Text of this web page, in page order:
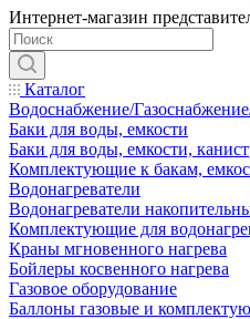
Интернет-магазин
Каталог
Водоснабжение/
Баки для воды, емкости
Баки для воды, емкости,
Комплектующие к бакам,
Водонагреватели
Водонагреватели
Комплектующие для
Краны мгновенного нагрева
Бойлеры косвенного нагрева
Газовое оборудование
Баллоны газовые и